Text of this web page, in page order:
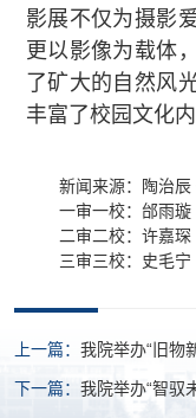
影展不仅为摄影
更以影像为载体
了矿大的自然风
丰富了校园文化内
新闻来源：陶治
一审一校：邰雨璇
二审二校：许嘉琛
三审三校：史毛宁
上一篇： 我院举办“旧物
下一篇： 我院举办“智